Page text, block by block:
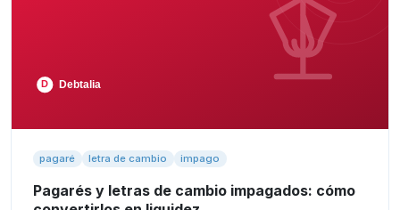
pagaré letra de cambio impago
Pagarés y letras de cambio impagados: cómo